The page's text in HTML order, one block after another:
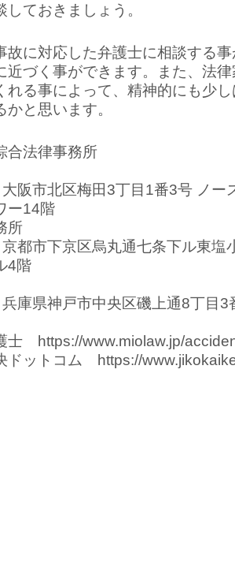
ておきましょう。
故に対応した弁護士に相談する
近づく事ができます。また、法
れる事によって、精神的にも少
と思います。
合法律事務所
阪市北区梅田3丁目1番3号 ノー
ー14階
所
都市下京区烏丸通七条下ル東塩
4階
庫県神戸市中央区磯上通8丁目3
士 https://www.miolaw.jp/
ドットコム https://